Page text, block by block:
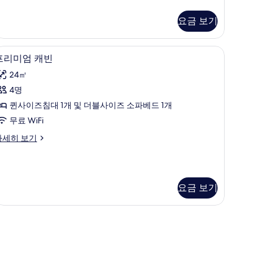
요금 보기
대, 객실 내 금고 고급 침구, 오리/거위털 이불, 템퍼페딕 침대,
5
리미엄 캐빈
24㎡
4명
퀸사이즈침대 1개 및 더블사이즈 소파베드 1개
무료 WiFi
세히 보기
요금 보기